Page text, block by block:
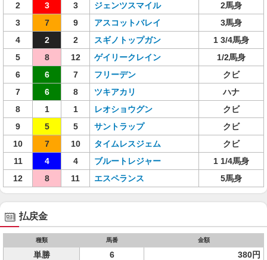
2
3 3 ジェンツスマイル
2馬身
3
7 9 アスコットバレイ
3馬身
4
2 2 スギノトップガン
1 3/4馬身
5
8 12 ゲイリークレイン
1/2馬身
6
6 7 フリーデン
クビ
7
6 8 ツキアカリ
ハナ
8
1 1 レオショウグン
クビ
9
5 5 サントラップ
クビ
10
7 10 タイムレスジェム
クビ
11
4 4 ブルートレジャー
1 1/4馬身
12
8 11 エスペランス 5馬身
払戻金
種類 馬番 金額
単勝 6 380円